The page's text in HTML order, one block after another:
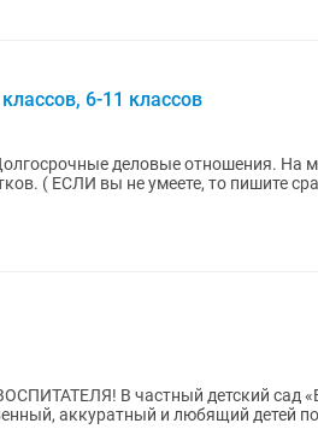
6-11 классов
отношения. На момент подачи Вы должны
( ЕСЛИ вы не умеете, то пишите
сад «BALABAQSHA BABY
аккуратный и любящий детей